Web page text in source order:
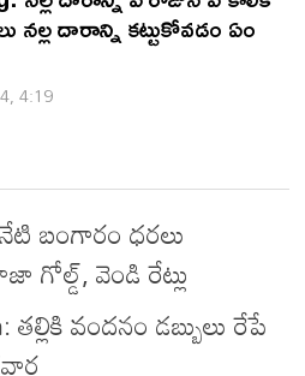
దారాన్ని కట్టుకోవడం ఏం
4:19
బంగారం ధరలు
గోల్డ్, వెండి రేట్లు
వందనం డబ్బులు రేపే